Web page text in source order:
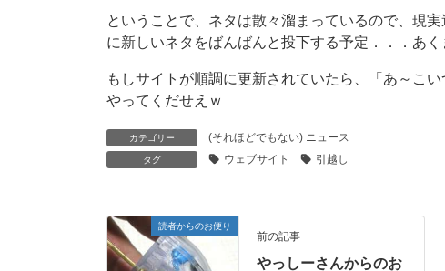
ということで、ネタは散々溜まっているので、現
に新しいネタをばんばんと投下する予定．．．あ
もしサイトが順調に更新されていたら、「あ～こ
やってくだせえｗ
カテゴリー (それほどでもない) ニュース
タグ ウェブサイト 引越し
読者からのお便り
前の記事
やっしーさんからのお